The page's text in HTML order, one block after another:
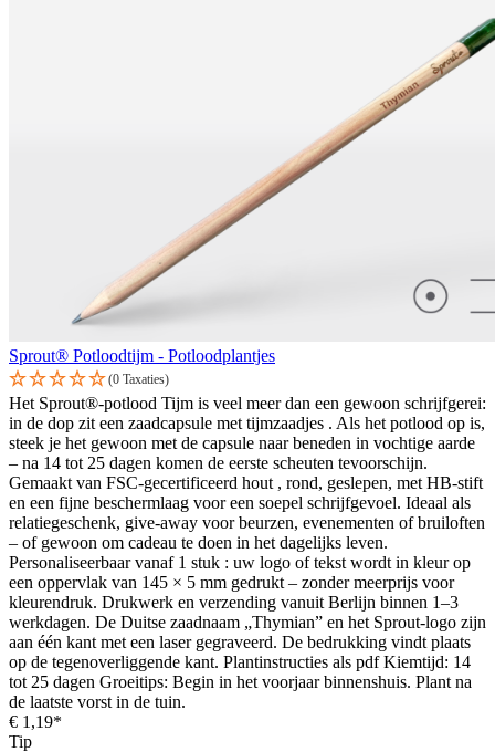
Sprout® Potloodtijm - Potloodplantjes
(0 Taxaties)
Het Sprout®-potlood Tijm is veel meer dan een gewoon schrijfgerei:
in de dop zit een zaadcapsule met tijmzaadjes . Als het potlood op is,
steek je het gewoon met de capsule naar beneden in vochtige aarde
– na 14 tot 25 dagen komen de eerste scheuten tevoorschijn.
Gemaakt van FSC-gecertificeerd hout , rond, geslepen, met HB-stift
en een fijne beschermlaag voor een soepel schrijfgevoel. Ideaal als
relatiegeschenk, give-away voor beurzen, evenementen of bruiloften
– of gewoon om cadeau te doen in het dagelijks leven.
Personaliseerbaar vanaf 1 stuk : uw logo of tekst wordt in kleur op
een oppervlak van 145 × 5 mm gedrukt – zonder meerprijs voor
kleurendruk. Drukwerk en verzending vanuit Berlijn binnen 1–3
werkdagen. De Duitse zaadnaam „Thymian” en het Sprout-logo zijn
aan één kant met een laser gegraveerd. De bedrukking vindt plaats
op de tegenoverliggende kant. Plantinstructies als pdf Kiemtijd: 14
tot 25 dagen Groeitips: Begin in het voorjaar binnenshuis. Plant na
de laatste vorst in de tuin.
€ 1,19*
Tip